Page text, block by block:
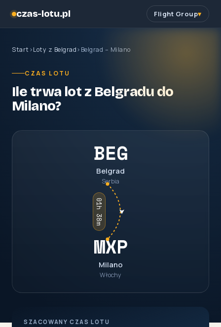
czas-lotu.pl Flight Group
Start ›Loty z Belgrad› Belgrad – Milano
CZAS LOTU
Ile trwa lot z Belgradu do
Milano?
BEG
Belgrad
Serbia
01h 38m
MXP
Milano
Włochy
SZACOWANY CZAS LOTU